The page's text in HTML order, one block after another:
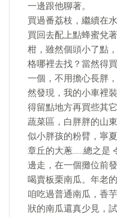
一邊跟他聊著。
買過番荔枝，繼續在
買回去配上點蜂蜜兌
柑，雖然個頭小了點
格哪裡去找？當然得
一個，不用擔心長胖
然發現，我的小車裡
得留點地方再買些其它
蔬菜區，白胖胖的山
似小胖孩的粉臂，寧
章丘的大蔥……總之是
邊走，在一個攤位前
喝賣板栗南瓜。年老
咱吃過普通南瓜，香
狀的南瓜還真少見，